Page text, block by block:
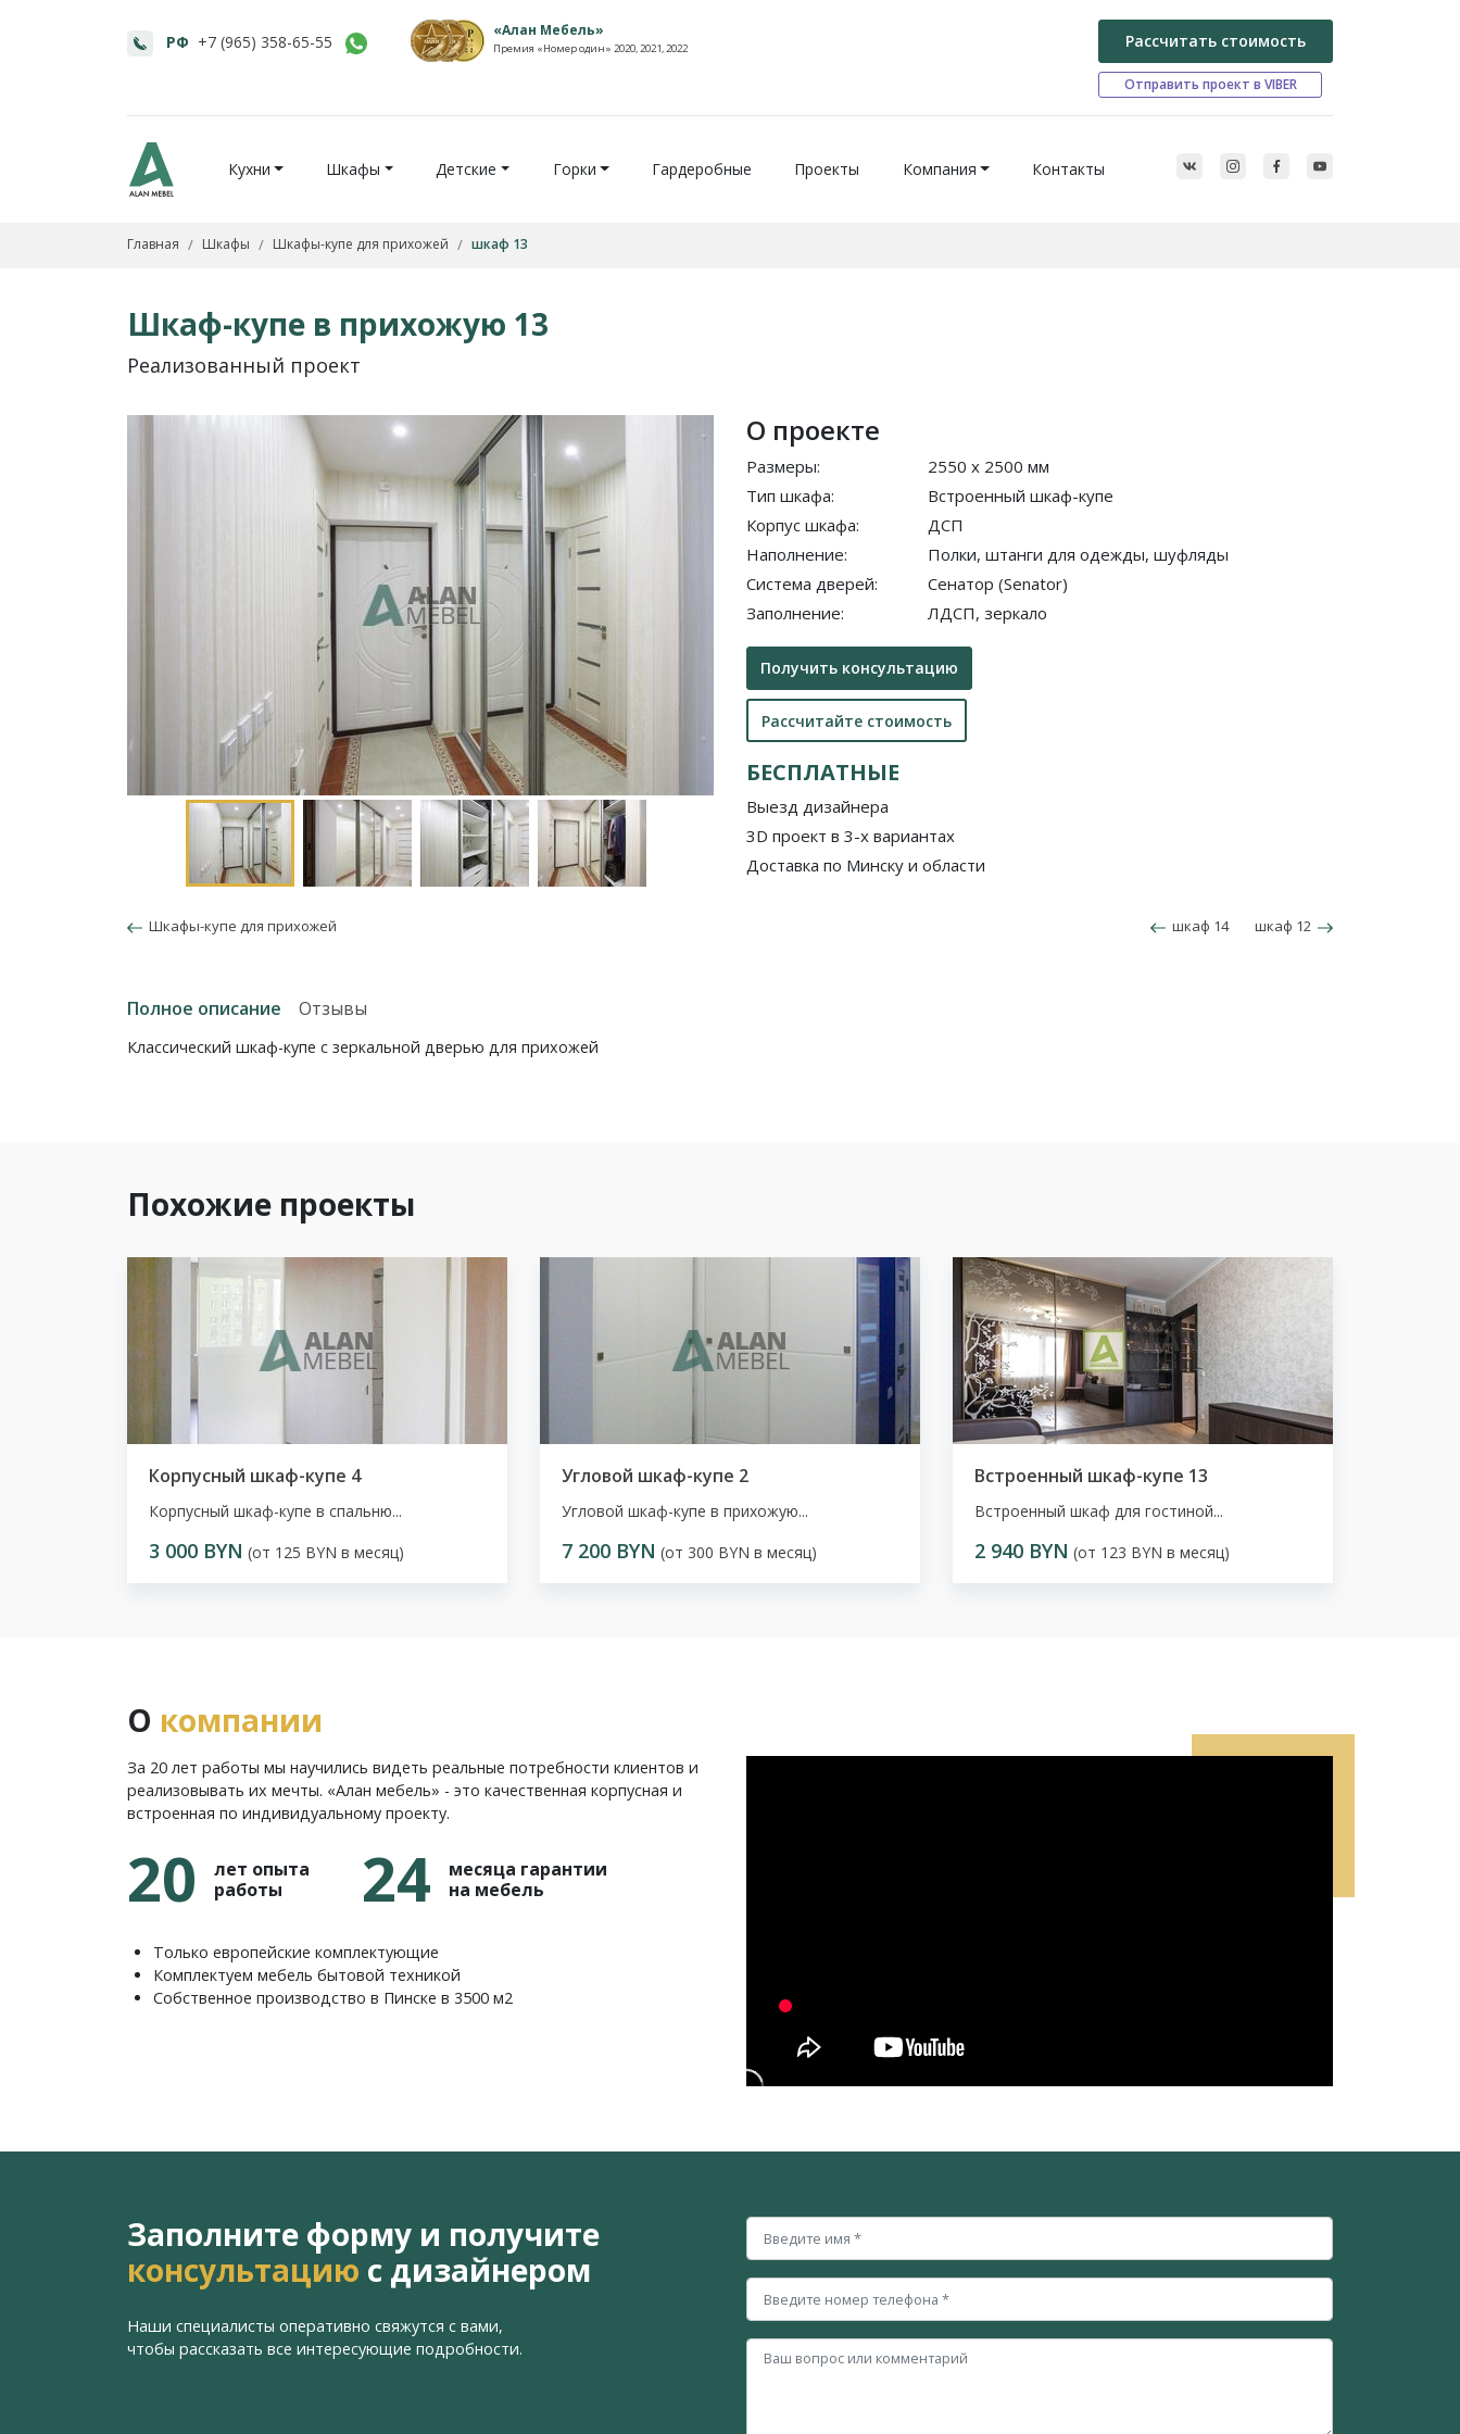
РФ +7 (965) 358-65-55
«Алан Мебель»
Премия «Номер один» 2020, 2021, 2022 Рассчитать стоимость
Отправить проект в VIBER
Кухни Шкафы Детские Горки Гардеробные Проекты Компания Контакты
Главная Шкафы Шкафы-купе для прихожей шкаф 13
Шкаф-купе в прихожую 13
Реализованный проект
О проекте
Размеры:
Тип шкафа:
Корпус шкафа:
Наполнение:
Система дверей:
Заполнение:
2550 x 2500 мм
Встроенный шкаф-купе
ДСП
Полки, штанги для одежды, шуфляды
Сенатор (Senator)
ЛДСП, зеркало
Получить консультацию
Рассчитайте стоимость
БЕСПЛАТНЫЕ
Выезд дизайнера
3D проект в 3-х вариантах
Доставка по Минску и области
Шкафы-купе для прихожей шкаф 14 шкаф 12
Полное описание Отзывы
Классический шкаф-купе с зеркальной дверью для прихожей
Похожие проекты
Корпусный шкаф-купе 4
Корпусный шкаф-купе в спальню...
3 000 BYN (от 125 BYN в месяц)
Угловой шкаф-купе 2
Угловой шкаф-купе в прихожую...
7 200 BYN (от 300 BYN в месяц)
Встроенный шкаф-купе 13
Встроенный шкаф для гостиной...
2 940 BYN (от 123 BYN в месяц)
О компании
За 20 лет работы мы научились видеть реальные потребности клиентов и
реализовывать их мечты. «Алан мебель» - это качественная корпусная и
встроенная по индивидуальному проекту.
20
лет опыта
работы
24
месяца гарантии
на мебель
Только европейские комплектующие
Комплектуем мебель бытовой техникой
Собственное производство в Пинске в 3500 м2
Заполните форму и получите
консультацию с дизайнером
Наши специалисты оперативно свяжутся с вами,
чтобы рассказать все интересующие подробности.